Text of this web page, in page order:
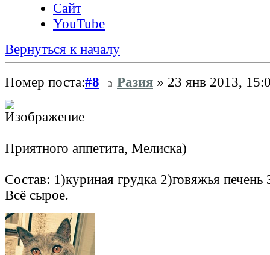
Сайт
YouTube
Вернуться к началу
Номер поста:#8 Разия » 23 янв 2013,
Приятного аппетита, Мелиска)
Состав: 1)куриная грудка 2)говяжья
Всё сырое.